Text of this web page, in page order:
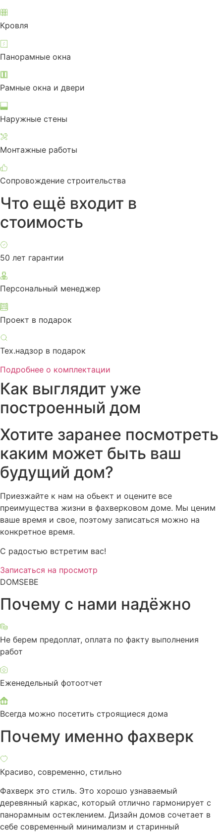
Кровля
Панорамные окна
Рамные окна и двери
Наружные стены
Монтажные работы
Сопровождение строительства
Что ещё входит в
стоимость
50 лет гарантии
Персональный менеджер
Проект в подарок
Тех.надзор в подарок
Подробнее о комплектации
Как выглядит уже
построенный дом
Хотите заранее посмотреть
каким может быть ваш
будущий дом?
Приезжайте к нам на обьект и оцените все
преимущества жизни в фахверковом доме. Мы ценим
ваше время и свое, поэтому записаться можно на
конкретное время.
С радостью встретим вас!
Записаться на просмотр
DOMSEBE
Почему с нами надёжно
Не берем предоплат, оплата по факту выполнения
работ
Еженедельный фотоотчет
Всегда можно посетить строящиеся дома
Почему именно фахверк
Красиво, современно, стильно
Фахверк это стиль. Это хорошо узнаваемый
деревянный каркас, который отлично гармонирует с
панорамным остеклением. Дизайн домов сочетает в
себе современный минимализм и старинный